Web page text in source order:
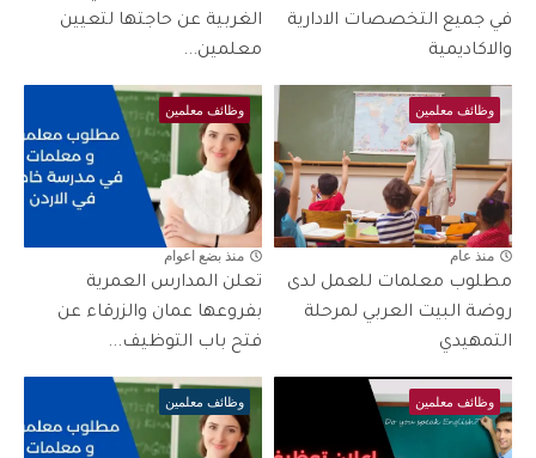
في جميع التخصصات الادارية
والاكاديمية
الغربية عن حاجتها لتعيين
معلمين...
وظائف معلمين
منذ عام
مطلوب معلمات للعمل لدى
روضة البيت العربي لمرحلة
التمهيدي
وظائف معلمين
منذ بضع اعوام
تعلن المدارس العمرية
بفروعها عمان والزرقاء عن
فتح باب التوظيف...
وظائف معلمين وظائف معلمين